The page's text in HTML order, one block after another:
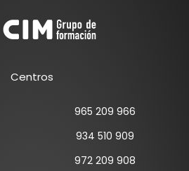
Centros
965 209 966
934 510 909
972 209 908